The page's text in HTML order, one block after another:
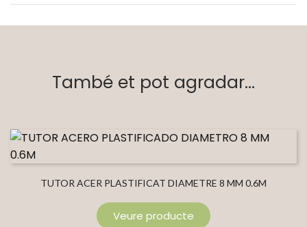
També et pot agradar...
TUTOR ACER PLASTIFICAT DIAMETRE 8 MM 0.6M
Veure producte